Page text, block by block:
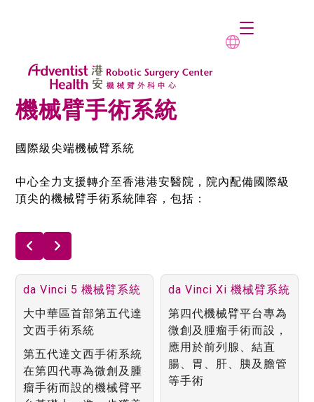
機械臂手術系統
國際級尖端機械臂系統
中心全力支援轉介至香港港安醫院，院內配備國際級
頂尖的機械臂手術系統陣容，包括：
da Vinci 5 機械臂系統
大中華區首部第五代達
文西手術系統
第五代達文西手術系統
在第四代專為微創及腫
瘤手術而設的機械臂平
da Vinci Xi 機械臂系統
第四代機械臂平台專為
微創及腫瘤手術而設，
應用於前列腺、結直
腸、胃、肝、胰及膽管
等手術